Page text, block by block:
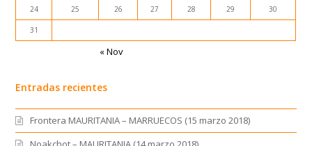
24 25 26 27 28 29 30
31
« Nov
Entradas recientes
Frontera MAURITANIA – MARRUECOS (15 marzo 2018)